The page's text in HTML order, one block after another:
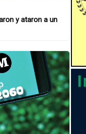
y ataron a un